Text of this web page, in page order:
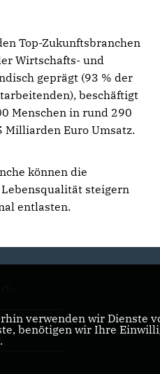
Top-Zukunftsbranchen
Wirtschafts- und
geprägt (93 % der
beschäftigt
Menschen in rund 290
Euro Umsatz.
können die
steigern
entlasten.
verwenden wir Dienste
benötigen wir Ihre
.